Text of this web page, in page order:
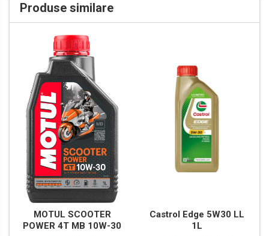
Produse similare
MOTUL SCOOTER
POWER 4T MB 10W-30
Castrol Edge 5W30 LL
1L